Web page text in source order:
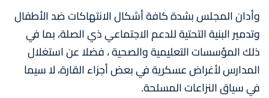
وأدان المجلس بشدة كافة أشكال الانتهاكات ضد الأطفال
وتدمير البنية التحتية للدعم الاجتماعي ذي الصلة، بما في
ذلك المؤسسات التعليمية والصحية ، فضلا عن استغلال
المدارس لأغراض عسكرية في بعض أجزاء القارة، لا سيما
في سياق النزاعات المسلحة.